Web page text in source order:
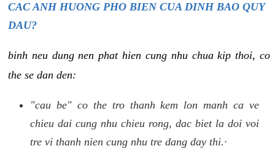
CAC ANH HUONG PHO BIEN CUA DINH BAO QUY
DAU?
binh neu dung nen phat hien cung nhu chua kip thoi, co
the se dan den:
"cau be" co the tro thanh kem lon manh ca ve
chieu dai cung nhu chieu rong, dac biet la doi voi
tre vi thanh nien cung nhu tre dang day thi.·